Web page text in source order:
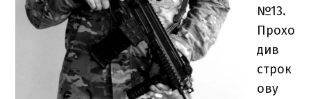
№13.
Прохо
див
строк
ову